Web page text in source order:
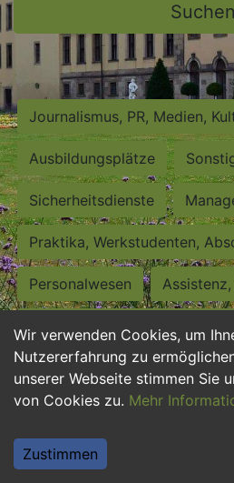
Wir verwenden Cookies, um
Nutzererfahrung zu
unserer Webseite stimmen Sie
von Cookies zu. Mehr
Zustimmen
Suchen
Journalismus, PR, Medien,
Ausbildungsplätze
Sicherheitsdienste
Praktika, Werkstudenten,
Personalwesen
Hilfskräfte, Aushilfs- und
Einkauf, Logistik,
Weiterbildung, Studium, duale
Tourismus